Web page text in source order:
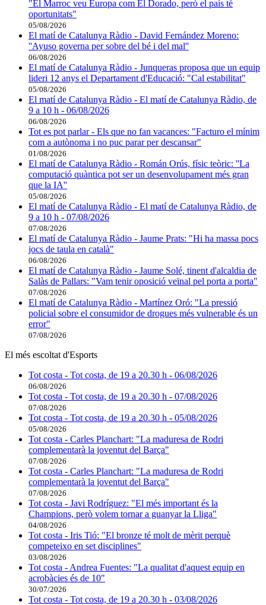
"El Marroc veu Europa com El Dorado, però el país té
oportunitats"
05/08/2026
El matí de Catalunya Ràdio - David Fernández Moreno:
''Ayuso governa per sobre del bé i del mal''
06/08/2026
El matí de Catalunya Ràdio - Junqueras proposa que un equip
lideri 12 anys el Departament d'Educació: "Cal estabilitat"
05/08/2026
El matí de Catalunya Ràdio - El matí de Catalunya Ràdio, de
9 a 10 h - 06/08/2026
06/08/2026
Tot es pot parlar - Els que no fan vacances: "Facturo el mínim
com a autònoma i no puc parar per descansar"
01/08/2026
El matí de Catalunya Ràdio - Román Orús, físic teòric: ''La
computació quàntica pot ser un desenvolupament més gran
que la IA''
05/08/2026
El matí de Catalunya Ràdio - El matí de Catalunya Ràdio, de
9 a 10 h - 07/08/2026
07/08/2026
El matí de Catalunya Ràdio - Jaume Prats: "Hi ha massa pocs
jocs de taula en català"
06/08/2026
El matí de Catalunya Ràdio - Jaume Solé, tinent d'alcaldia de
Salàs de Pallars: "Vam tenir oposició veïnal pel porta a porta"
07/08/2026
El matí de Catalunya Ràdio - Martínez Oró: "La pressió
policial sobre el consumidor de drogues més vulnerable és un
error"
07/08/2026
El més escoltat d'Esports
Tot costa - Tot costa, de 19 a 20.30 h - 06/08/2026
06/08/2026
Tot costa - Tot costa, de 19 a 20.30 h - 07/08/2026
07/08/2026
Tot costa - Tot costa, de 19 a 20.30 h - 05/08/2026
05/08/2026
Tot costa - Carles Planchart: "La maduresa de Rodri
complementarà la joventut del Barça"
07/08/2026
Tot costa - Carles Planchart: "La maduresa de Rodri
complementarà la joventut del Barça"
07/08/2026
Tot costa - Javi Rodríguez: "El més important és la
Champions, però volem tornar a guanyar la Lliga"
04/08/2026
Tot costa - Iris Tió: "El bronze té molt de mèrit perquè
competeixo en set disciplines"
03/08/2026
Tot costa - Andrea Fuentes: "La qualitat d'aquest equip en
acrobàcies és de 10"
30/07/2026
Tot costa - Tot costa, de 19 a 20.30 h - 03/08/2026